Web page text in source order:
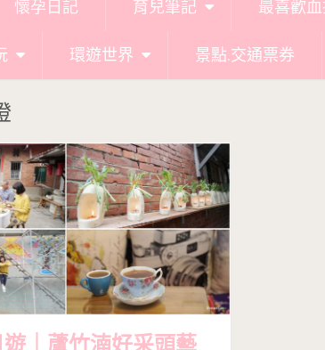
懷孕日記 育兒筆記 最喜歡
環遊世界 景點.交通票券
｜蘆竹湳好采頭藝